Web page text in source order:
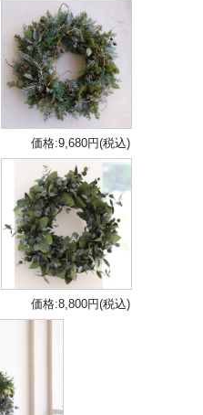
価格:9,680円(税込)
価格:8,800円(税込)